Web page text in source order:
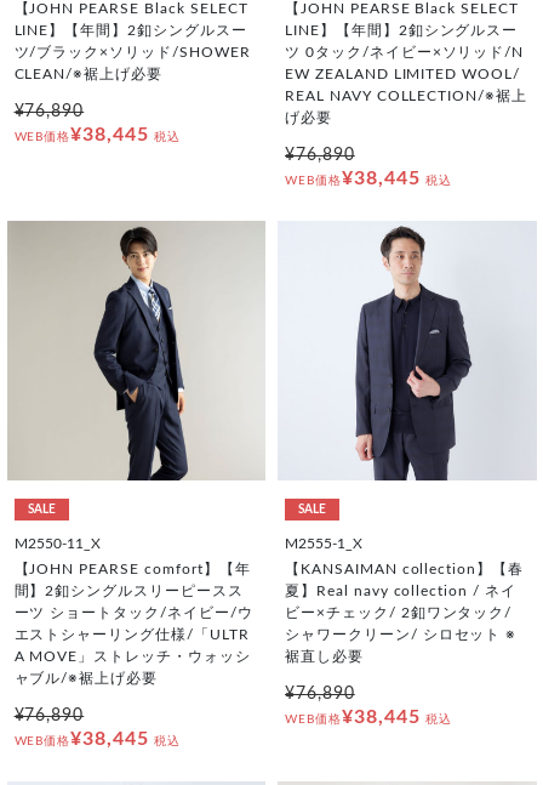
【JOHN PEARSE Black SELECT
LINE】【年間】2釦シングルスー
ツ/ブラック×ソリッド/SHOWER
CLEAN/※裾上げ必要
¥76,890
WEB価格¥38,445 税込
【JOHN PEARSE Black SELECT
LINE】【年間】2釦シングルスー
ツ 0タック/ネイビー×ソリッド/N
EW ZEALAND LIMITED WOOL/
REAL NAVY COLLECTION/※裾上
げ必要
¥76,890
WEB価格¥38,445 税込
SALE
M2550-11_X
【JOHN PEARSE comfort】【年
間】2釦シングルスリーピースス
ーツ ショートタック/ネイビー/ウ
エストシャーリング仕様/「ULTR
A MOVE」ストレッチ・ウォッシ
ャブル/※裾上げ必要
¥76,890
WEB価格¥38,445 税込
SALE
M2555-1_X
【KANSAIMAN collection】【春
夏】Real navy collection / ネイ
ビー×チェック/ 2釦ワンタック/
シャワークリーン/ シロセット ※
裾直し必要
¥76,890
WEB価格¥38,445 税込